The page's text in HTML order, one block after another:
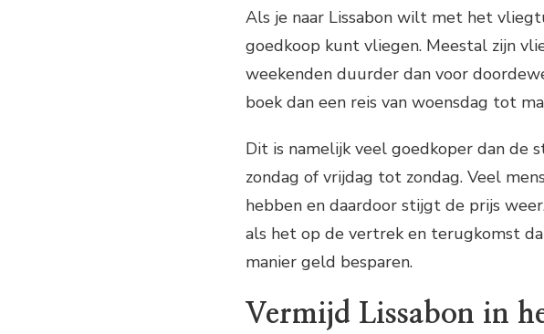
Als je naar Lissabon wilt met het
goedkoop kunt vliegen. Meestal zijn
weekenden duurder dan voor
boek dan een reis van woensdag tot
Dit is namelijk veel goedkoper dan de
zondag of vrijdag tot zondag. Veel
hebben en daardoor stijgt de prijs
als het op de vertrek en terugkomst
manier geld besparen.
Vermijd Lissabon in